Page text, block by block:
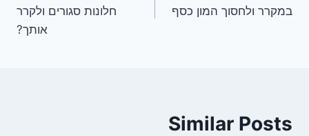
במקרר ולחסוך המון כסף
חלונות סגורים ולקרר
אותך?
Similar Posts